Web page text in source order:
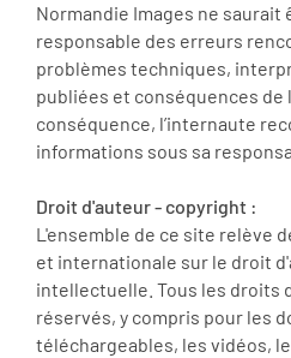
Normandie Images ne saurait
responsable des erreurs
problèmes techniques,
publiées et conséquences
conséquence, l’internaute
informations sous sa
Droit d'auteur - copyright :
L'ensemble de ce site relève
et internationale sur le droit
intellectuelle. Tous les droits
réservés, y compris pour les
téléchargeables, les vidéos,